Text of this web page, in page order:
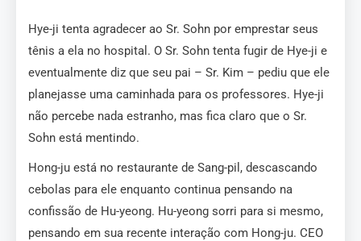
Hye-ji tenta agradecer ao Sr. Sohn por emprestar seus
tênis a ela no hospital. O Sr. Sohn tenta fugir de Hye-ji e
eventualmente diz que seu pai – Sr. Kim – pediu que ele
planejasse uma caminhada para os professores. Hye-ji
não percebe nada estranho, mas fica claro que o Sr.
Sohn está mentindo.
Hong-ju está no restaurante de Sang-pil, descascando
cebolas para ele enquanto continua pensando na
confissão de Hu-yeong. Hu-yeong sorri para si mesmo,
pensando em sua recente interação com Hong-ju. CEO